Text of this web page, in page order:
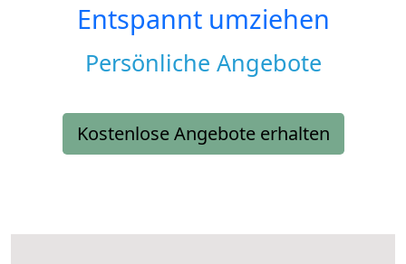
Entspannt umziehen
Persönliche Angebote
Kostenlose Angebote erhalten